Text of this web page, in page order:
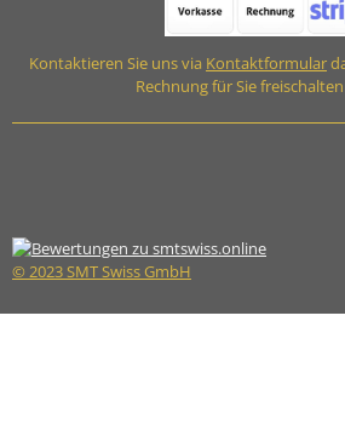
Kontaktieren Sie uns via Kontaktformular
Rechnung für Sie
© 2023 SMT Swiss GmbH